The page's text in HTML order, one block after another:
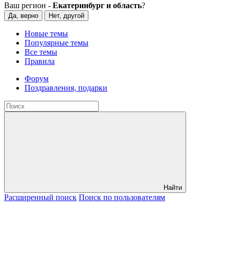
Ваш регион - Екатеринбург и область?
Да, верно Нет, другой
Новые темы
Популярные темы
Все темы
Правила
Форум
Поздравления, подарки
Найти
Расширенный поиск Поиск по пользователям